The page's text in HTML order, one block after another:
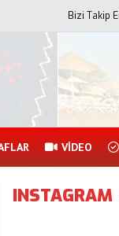
Bizi Takip
VİDEO
INSTAGRAM